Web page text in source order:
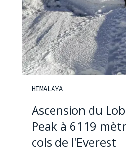
HIMALAYA
Ascension du
Peak à 6119
cols de l'Everest